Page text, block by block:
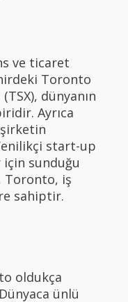
ve ticaret
Toronto
dünyanın
Ayrıca
start-up
sunduğu
Toronto, iş
sahiptir.
oldukça
ünlü